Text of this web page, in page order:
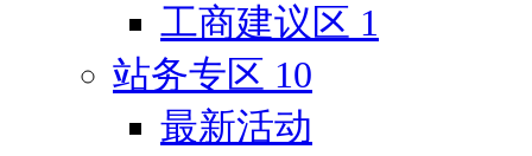
工商建议区 1
站务专区 10
最新活动